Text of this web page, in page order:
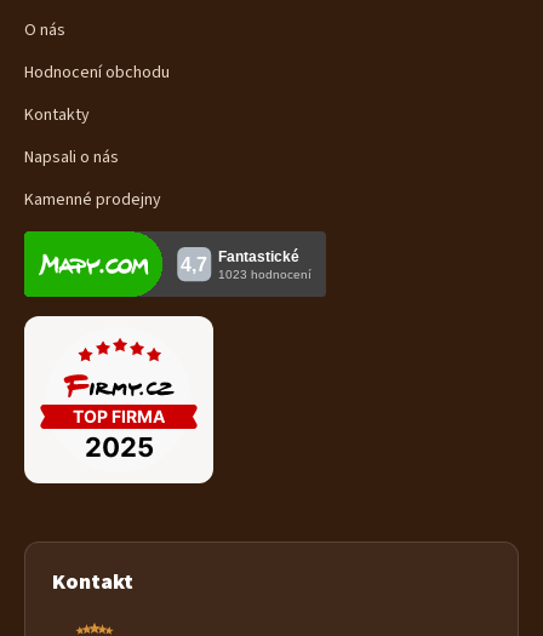
O nás
Hodnocení obchodu
Kontakty
Napsali o nás
Kamenné prodejny
Kontakt